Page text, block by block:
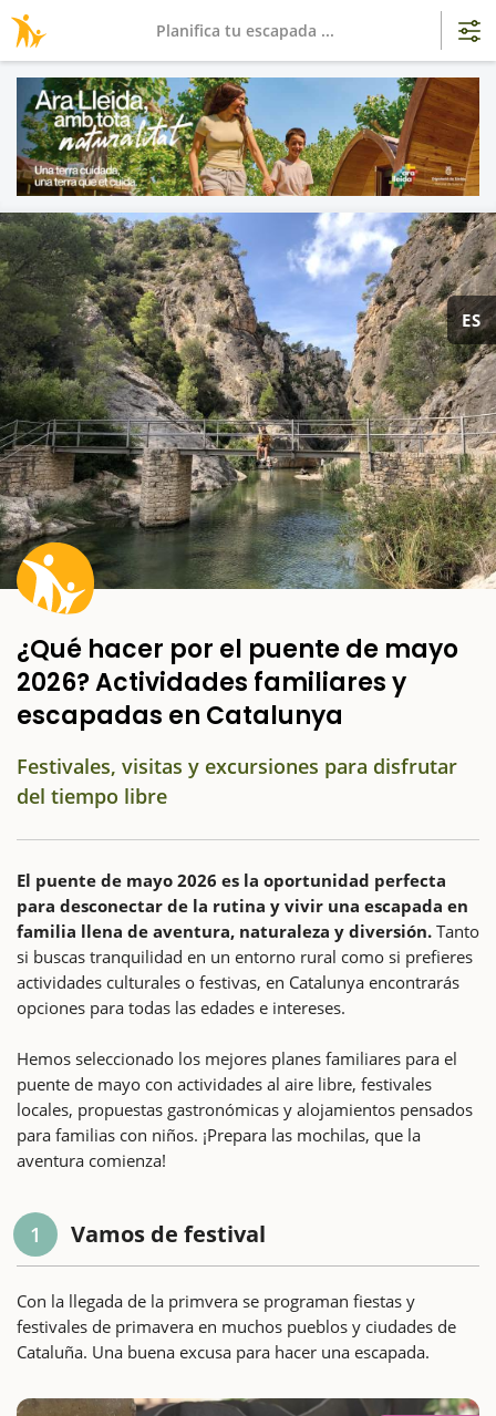
ES
¿Qué hacer por el puente de mayo
2026? Actividades familiares y
escapadas en Catalunya
Festivales, visitas y excursiones para disfrutar
del tiempo libre
El puente de mayo 2026 es la oportunidad perfecta
para desconectar de la rutina y vivir una escapada en
familia llena de aventura, naturaleza y diversión. Tanto
si buscas tranquilidad en un entorno rural como si prefieres
actividades culturales o festivas, en Catalunya encontrarás
opciones para todas las edades e intereses.
Hemos seleccionado los mejores planes familiares para el
puente de mayo con actividades al aire libre, festivales
locales, propuestas gastronómicas y alojamientos pensados
para familias con niños. ¡Prepara las mochilas, que la
aventura comienza!
1 Vamos de festival
Con la llegada de la primvera se programan fiestas y
festivales de primavera en muchos pueblos y ciudades de
Cataluña. Una buena excusa para hacer una escapada.
Planifica tu escapada ...